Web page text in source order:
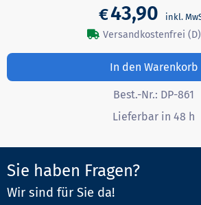
€43,90
Versandkostenfrei (D)
In den Warenkorb
Best.-Nr.: DP-861
Lieferbar in 48 h
Sie haben Fragen?
Wir sind für Sie da!